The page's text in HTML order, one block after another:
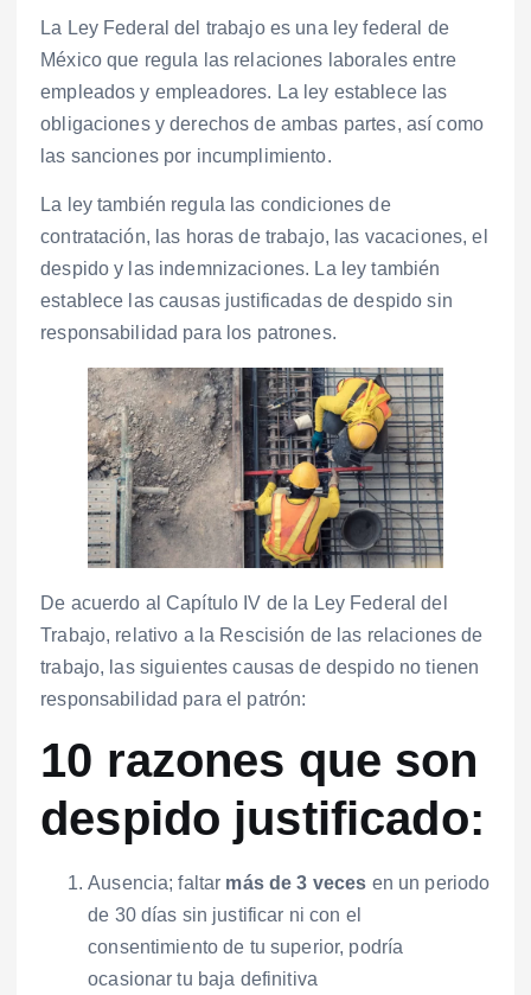
La Ley Federal del trabajo es una ley federal de
México que regula las relaciones laborales entre
empleados y empleadores. La ley establece las
obligaciones y derechos de ambas partes, así como
las sanciones por incumplimiento.
La ley también regula las condiciones de
contratación, las horas de trabajo, las vacaciones, el
despido y las indemnizaciones. La ley también
establece las causas justificadas de despido sin
responsabilidad para los patrones.
De acuerdo al Capítulo IV de la Ley Federal del
Trabajo, relativo a la Rescisión de las relaciones de
trabajo, las siguientes causas de despido no tienen
responsabilidad para el patrón:
10 razones que son
despido justificado:
Ausencia; faltar más de 3 veces en un periodo
de 30 días sin justificar ni con el
consentimiento de tu superior, podría
ocasionar tu baja definitiva